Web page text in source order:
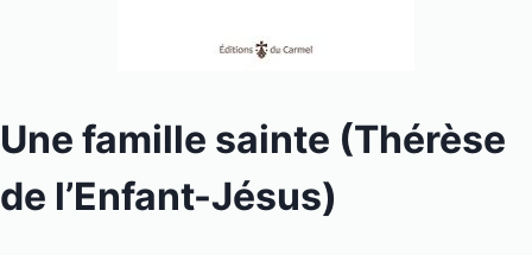
Une famille sainte (Thérèse
de l’Enfant-Jésus)